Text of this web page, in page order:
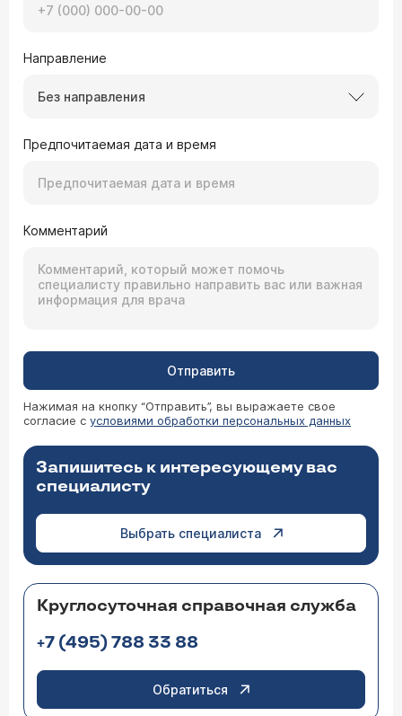
Направление
Без направления
Предпочитаемая дата и время
Комментарий
Отправить
Нажимая на кнопку “Отправить”, вы выражаете свое
согласие с условиями обработки персональных данных
Запишитесь к интересующему вас
специалисту
Выбрать специалиста
Круглосуточная справочная служба
+7 (495) 788 33 88
Обратиться